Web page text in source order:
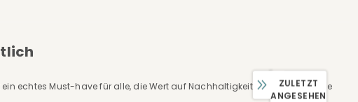
echtes Must-have für alle, die Wert auf Nachhaltigkeit, Qualität und eine
ZULETZT
ANGESEHEN